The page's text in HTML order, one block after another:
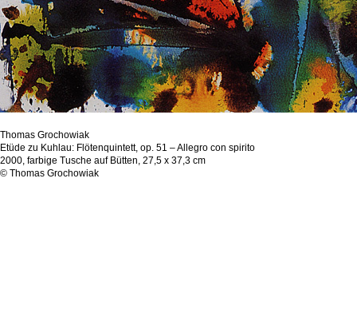
Thomas Grochowiak
Etüde zu Kuhlau: Flötenquintett, op. 51 – Allegro con spirito
2000, farbige Tusche auf Bütten, 27,5 x 37,3 cm
© Thomas Grochowiak